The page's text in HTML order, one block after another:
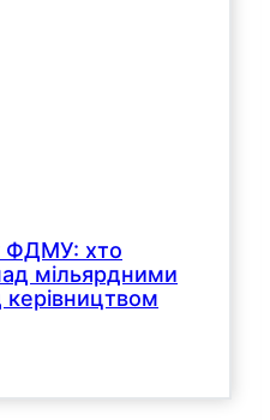
ФДМУ: хто
мільярдними